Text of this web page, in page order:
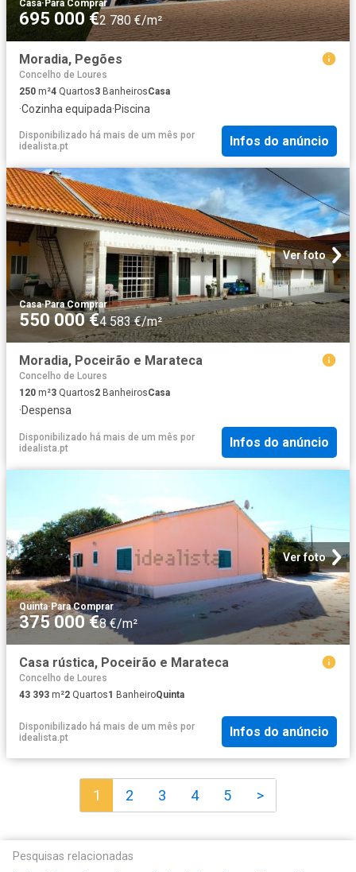
Casa·Para Comprar
695 000 €2 780 €/m²
Moradia, Pegões
Concelho de Loures
250 m²4 Quartos3 BanheirosCasa
·Cozinha equipada·Piscina
Disponibilizado há mais de um mês por
idealista.pt
Infos do anúncio
Ver foto
Casa·Para Comprar
550 000 €4 583 €/m²
Moradia, Poceirão e Marateca
Concelho de Loures
120 m²3 Quartos2 BanheirosCasa
·Despensa
Disponibilizado há mais de um mês por
idealista.pt
Infos do anúncio
Ver foto
Quinta·Para Comprar
375 000 €8 €/m²
Casa rústica, Poceirão e Marateca
Concelho de Loures
43 393 m²2 Quartos1 BanheiroQuinta
Disponibilizado há mais de um mês por
idealista.pt
Infos do anúncio
1 2 3 4 5 >
Pesquisas relacionadas